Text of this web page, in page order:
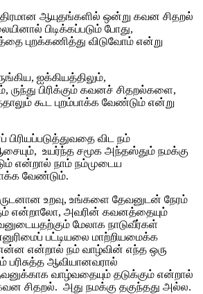
ஆயுதங்களில் ஒன்று கவன சிதறல்
பிடிக்கப்படும் போது,
புறக்கணித்து விடுவோம் என்று
ஐக்கியத்திலும்,
ருந்து பிரிக்கும் கவனச் சிதறல்களை,
கூட புறம்பாக்க வேண்டும் என்று
விட நம்
உயர்ந்த சமூக அந்தஸ்தும் நமக்கு
என்றால் நாம் நம்முடைய
வேண்டும்.
உறவு, உங்களை தேவனுடன் நேரம்
என்றாலோ, அவரின் கவனத்தையும்
மேலாக நாடுவீர்கள்
பட்டியலை மாற்றியமைக்க
என்றால் நம் வாழ்வின் எந்த ஒரு
பரிசுத்த ஆவியானவரால்
வாழ்வதையும் தடுக்கும் என்றால்
சிதறல். அது நமக்கு தகுந்தது அல்ல.